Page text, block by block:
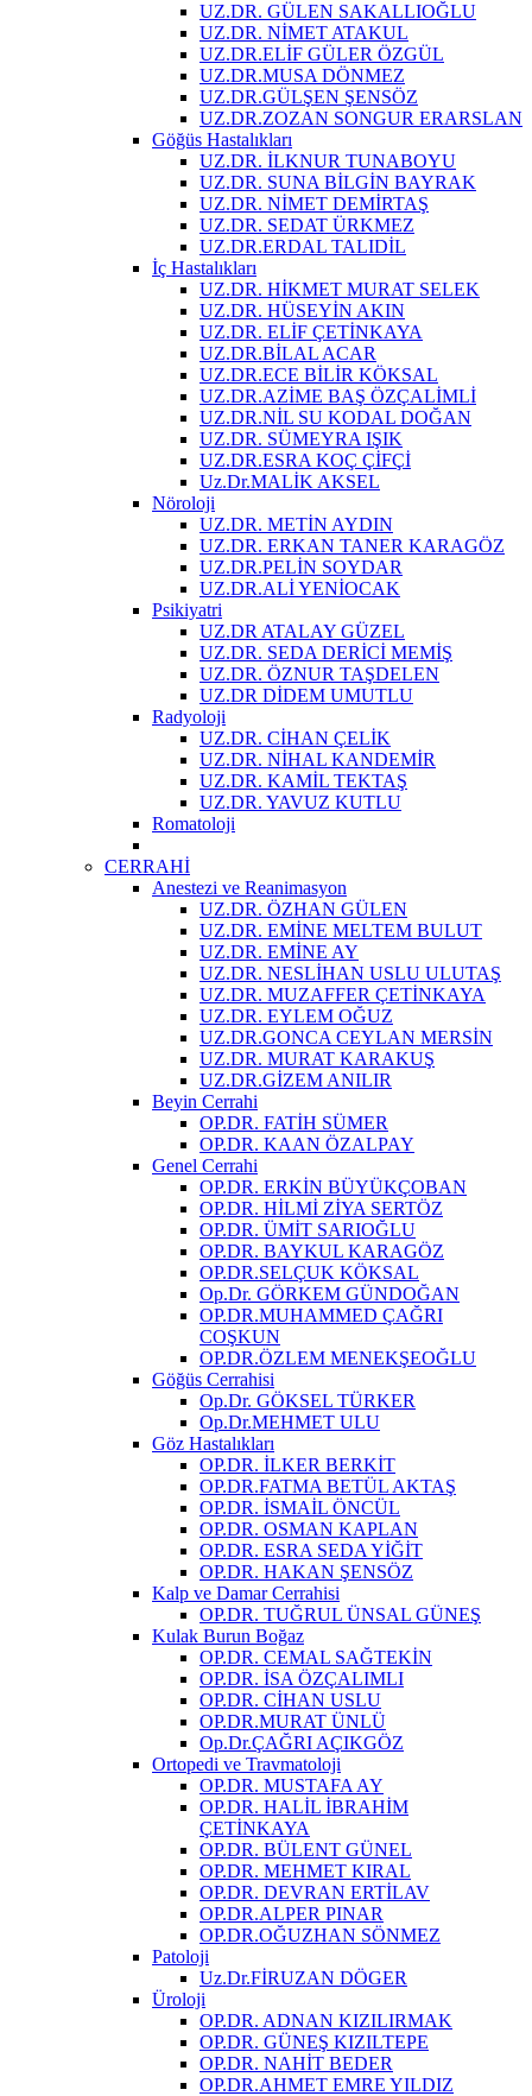
UZ.DR. GÜLEN SAKALLIOĞLU
UZ.DR. NİMET ATAKUL
UZ.DR.ELİF GÜLER ÖZGÜL
UZ.DR.MUSA DÖNMEZ
UZ.DR.GÜLŞEN ŞENSÖZ
UZ.DR.ZOZAN SONGUR ERARSLAN
Göğüs Hastalıkları
UZ.DR. İLKNUR TUNABOYU
UZ.DR. SUNA BİLGİN BAYRAK
UZ.DR. NİMET DEMİRTAŞ
UZ.DR. SEDAT ÜRKMEZ
UZ.DR.ERDAL TALIDİL
İç Hastalıkları
UZ.DR. HİKMET MURAT SELEK
UZ.DR. HÜSEYİN AKIN
UZ.DR. ELİF ÇETİNKAYA
UZ.DR.BİLAL ACAR
UZ.DR.ECE BİLİR KÖKSAL
UZ.DR.AZİME BAŞ ÖZÇALİMLİ
UZ.DR.NİL SU KODAL DOĞAN
UZ.DR. SÜMEYRA IŞIK
UZ.DR.ESRA KOÇ ÇİFÇİ
Uz.Dr.MALİK AKSEL
Nöroloji
UZ.DR. METİN AYDIN
UZ.DR. ERKAN TANER KARAGÖZ
UZ.DR.PELİN SOYDAR
UZ.DR.ALİ YENİOCAK
Psikiyatri
UZ.DR ATALAY GÜZEL
UZ.DR. SEDA DERİCİ MEMİŞ
UZ.DR. ÖZNUR TAŞDELEN
UZ.DR DİDEM UMUTLU
Radyoloji
UZ.DR. CİHAN ÇELİK
UZ.DR. NİHAL KANDEMİR
UZ.DR. KAMİL TEKTAŞ
UZ.DR. YAVUZ KUTLU
Romatoloji
CERRAHİ
Anestezi ve Reanimasyon
UZ.DR. ÖZHAN GÜLEN
UZ.DR. EMİNE MELTEM BULUT
UZ.DR. EMİNE AY
UZ.DR. NESLİHAN USLU ULUTAŞ
UZ.DR. MUZAFFER ÇETİNKAYA
UZ.DR. EYLEM OĞUZ
UZ.DR.GONCA CEYLAN MERSİN
UZ.DR. MURAT KARAKUŞ
UZ.DR.GİZEM ANILIR
Beyin Cerrahi
OP.DR. FATİH SÜMER
OP.DR. KAAN ÖZALPAY
Genel Cerrahi
OP.DR. ERKİN BÜYÜKÇOBAN
OP.DR. HİLMİ ZİYA SERTÖZ
OP.DR. ÜMİT SARIOĞLU
OP.DR. BAYKUL KARAGÖZ
OP.DR.SELÇUK KÖKSAL
Op.Dr. GÖRKEM GÜNDOĞAN
OP.DR.MUHAMMED ÇAĞRI
COŞKUN
OP.DR.ÖZLEM MENEKŞEOĞLU
Göğüs Cerrahisi
Op.Dr. GÖKSEL TÜRKER
Op.Dr.MEHMET ULU
Göz Hastalıkları
OP.DR. İLKER BERKİT
OP.DR.FATMA BETÜL AKTAŞ
OP.DR. İSMAİL ÖNCÜL
OP.DR. OSMAN KAPLAN
OP.DR. ESRA SEDA YİĞİT
OP.DR. HAKAN ŞENSÖZ
Kalp ve Damar Cerrahisi
OP.DR. TUĞRUL ÜNSAL GÜNEŞ
Kulak Burun Boğaz
OP.DR. CEMAL SAĞTEKİN
OP.DR. İSA ÖZÇALIMLI
OP.DR. CİHAN USLU
OP.DR.MURAT ÜNLÜ
Op.Dr.ÇAĞRI AÇIKGÖZ
Ortopedi ve Travmatoloji
OP.DR. MUSTAFA AY
OP.DR. HALİL İBRAHİM
ÇETİNKAYA
OP.DR. BÜLENT GÜNEL
OP.DR. MEHMET KIRAL
OP.DR. DEVRAN ERTİLAV
OP.DR.ALPER PINAR
OP.DR.OĞUZHAN SÖNMEZ
Patoloji
Uz.Dr.FİRUZAN DÖGER
Üroloji
OP.DR. ADNAN KIZILIRMAK
OP.DR. GÜNEŞ KIZILTEPE
OP.DR. NAHİT BEDER
OP.DR.AHMET EMRE YILDIZ